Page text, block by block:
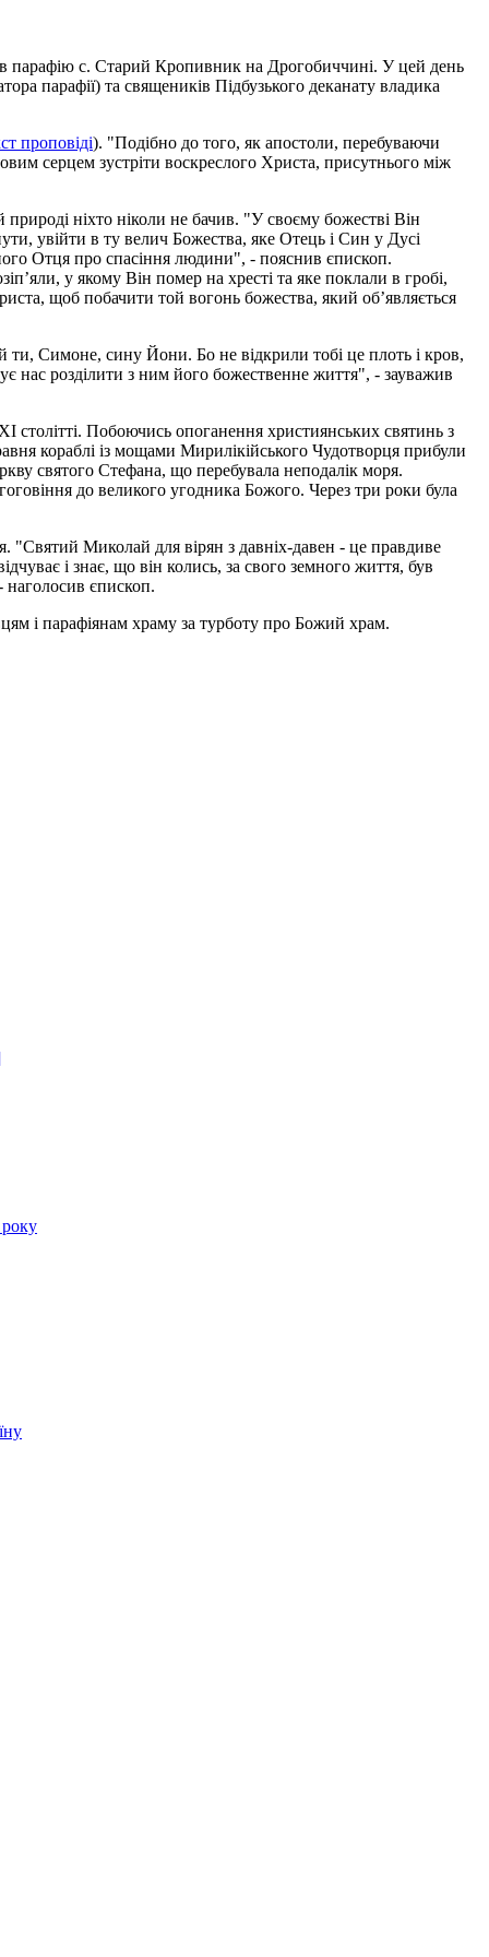
парафію с. Старий Кропивник на Дрогобиччині. У цей день
парафії) та священиків Підбузького деканату владика
проповіді). "Подібно до того, як апостоли, перебуваючи
серцем зустріти воскреслого Христа, присутнього між
ніхто ніколи не бачив. "У своєму божестві Він
увійти в ту велич Божества, яке Отець і Син у Дусі
Отця про спасіння людини", - пояснив єпископ.
у якому Він помер на хресті та яке поклали в гробі,
щоб побачити той вогонь божества, який об’являється
Симоне, сину Йони. Бо не відкрили тобі це плоть і кров,
нас розділити з ним його божественне життя", - зауважив
Побоючись опоганення християнських святинь з
кораблі із мощами Мирилікійського Чудотворця прибули
святого Стефана, що перебувала неподалік моря.
до великого угодника Божого. Через три роки була
"Святий Миколай для вірян з давніх-давен - це правдиве
і знає, що він колись, за свого земного життя, був
єпископ.
і парафіянам храму за турботу про Божий храм.